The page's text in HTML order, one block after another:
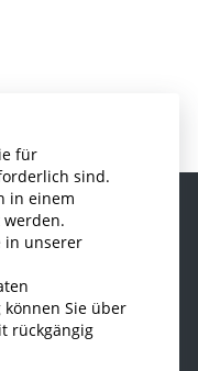
für
sind.
in einem
in unserer
Sie über
rückgängig